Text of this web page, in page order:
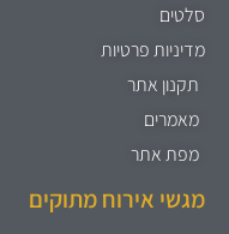
סלטים
מדיניות פרטיות
תקנון אתר
מאמרים
מפת אתר
מגשי אירוח מתוקים